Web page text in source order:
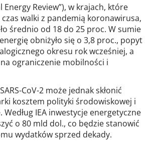
Review”), w krajach, które
walki z pandemią koronawirusa,
średnio od 18 do 25 proc. W sumie
obniżyło się o 3,8 proc., popyt
okresu rok wcześniej, a
ograniczenie mobilności i
CoV-2 może jednak skłonić
kosztem polityki środowiskowej i
IEA inwestycje energetyczne
o 80 mld dol., co będzie stanowić
wydatków sprzed dekady.